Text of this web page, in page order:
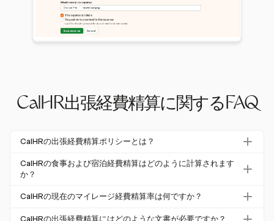
CalHR出張経費精算に関するFAQ
CalHRの出張経費精算ポリシーとは？
CalHRの出張経費精算ポリシーは、カリフォルニア州の公
務員の出張経費を精算するための手続きと料金を概説して
の採用や、2025年および2026年に施行されるマイレージ
料金の引き上げが含まれます。
CalHRの食事および宿泊経費精算はどのように計算されます
か？
CalHRは、食事および宿泊経費精算の計算に米国一般サー
初日と最終日にM&IE料金の最大75％を受け取ることがで
CalHRの現在のマイレージ経費精算率は何ですか？
2025年1月1日から、個人車両使用のマイレージ経費精算
CalHRの出張経費精算にはどのような文書が必要ですか？